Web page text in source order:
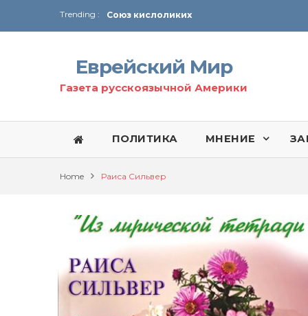
Trending :
Соглашение США с Ираном
Технология Революции в Иране
От Ирана до Ливана и Газы
Еврейский Мир
Газета русскоязычной Америки
ПОЛИТИКА МНЕНИЕ
Home Раиса Сильвер